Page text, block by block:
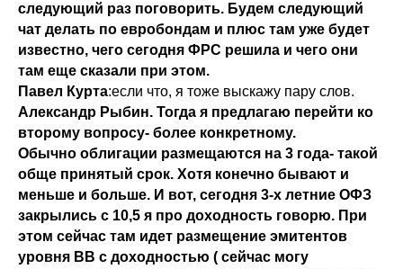
следующий раз поговорить. Будем следующий
чат делать по евробондам и плюс там уже будет
известно, чего сегодня ФРС решила и чего они
там еще сказали при этом.
Павел Курта:если что, я тоже выскажу пару слов.
Александр Рыбин. Тогда я предлагаю перейти ко
второму вопросу- более конкретному.
Обычно облигации размещаются на 3 года- такой
обще принятый срок. Хотя конечно бывают и
меньше и больше. И вот, сегодня 3-х летние ОФЗ
закрылись с 10,5 я про доходность говорю. При
этом сейчас там идет размещение эмитентов
уровня ВВ с доходностью ( сейчас могу